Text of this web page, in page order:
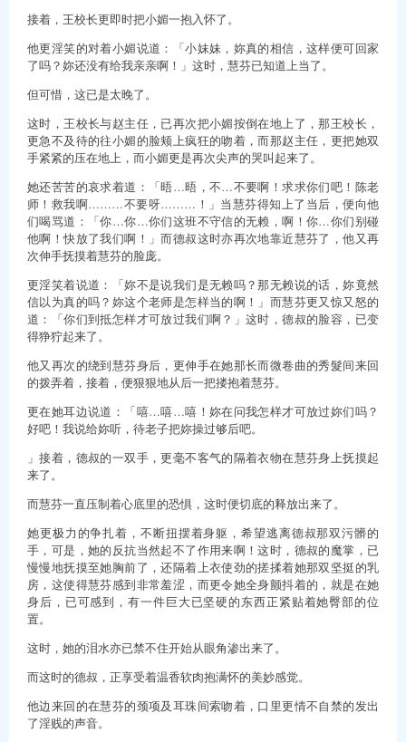
接着，王校长更即时把小媚一抱入怀了。
他更淫笑的对着小媚说道：「小妹妹，妳真的相信，这样便可回家
了吗？妳还没有给我亲亲啊！」这时，慧芬已知道上当了。
但可惜，这已是太晚了。
这时，王校长与赵主任，已再次把小媚按倒在地上了，那王校长，
更急不及待的往小媚的脸颊上疯狂的吻着，而那赵主任，更把她双
手紧紧的压在地上，而小媚更是再次尖声的哭叫起来了。
她还苦苦的哀求着道：「晤…晤，不…不要啊！求求你们吧！陈老
师！救我啊………不要呀………！」当慧芬得知上了当后，便向他
们喝骂道：「你…你…你们这班不守信的无赖，啊！你…你们别碰
他啊！快放了我们啊！」而德叔这时亦再次地靠近慧芬了，他又再
次伸手抚摸着慧芬的脸庞。
更淫笑着说道：「妳不是说我们是无赖吗？那无赖说的话，妳竟然
信以为真的吗？妳这个老师是怎样当的啊！」而慧芬更又惊又怒的
道：「你们到抵怎样才可放过我们啊？」这时，德叔的脸容，已变
得狰狞起来了。
他又再次的绕到慧芬身后，更伸手在她那长而微卷曲的秀髮间来回
的拨弄着，接着，便狠狠地从后一把搂抱着慧芬。
更在她耳边说道：「嘻…嘻…嘻！妳在问我怎样才可放过妳们吗？
好吧！我说给妳听，待老子把妳操过够后吧。
」接着，德叔的一双手，更毫不客气的隔着衣物在慧芬身上抚摸起
来了。
而慧芬一直压制着心底里的恐惧，这时便切底的释放出来了。
她更极力的争扎着，不断扭摆着身躯，希望逃离德叔那双污髒的
手，可是，她的反抗当然起不了作用来啊！这时，德叔的魔掌，已
慢慢地抚摸至她胸前了，还隔着上衣使劲的搓揉着她那双坚挺的乳
房，这使得慧芬感到非常羞涩，而更令她全身颤抖着的，就是在她
身后，已可感到，有一件巨大已坚硬的东西正紧贴着她臀部的位
置。
这时，她的泪水亦已禁不住开始从眼角渗出来了。
而这时的德叔，正享受着温香软肉抱满怀的美妙感觉。
他边来回的在慧芬的颈项及耳珠间索吻着，口里更情不自禁的发出
了淫贱的声音。